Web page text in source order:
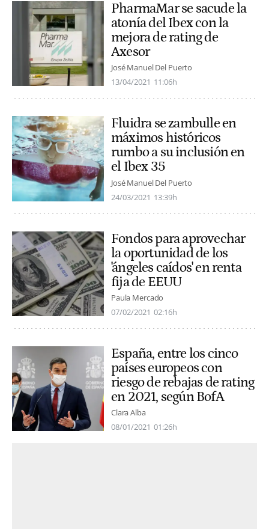
PharmaMar se sacude la
atonía del Ibex con la
mejora de rating de
Axesor
José Manuel Del Puerto
13/04/2021 11:06h
Fluidra se zambulle en
máximos históricos
rumbo a su inclusión en
el Ibex 35
José Manuel Del Puerto
24/03/2021 13:39h
Fondos para aprovechar
la oportunidad de los
'ángeles caídos' en renta
fija de EEUU
Paula Mercado
07/02/2021 02:16h
España, entre los cinco
países europeos con
riesgo de rebajas de rating
en 2021, según BofA
Clara Alba
08/01/2021 01:26h